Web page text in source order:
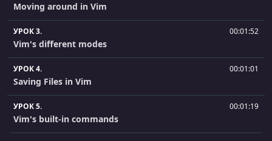
Moving around in Vim
УРОК 3. 00:01:52
Vim's different modes
УРОК 4. 00:01:01
Saving Files in Vim
УРОК 5. 00:01:19
Vim's built-in commands